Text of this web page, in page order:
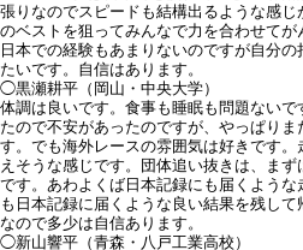
張りなのでスピードも結構出るような感
のベストを狙ってみんなで力を合わせてが
日本での経験もあまりないのですが自分
たいです。自信はあります。
◯黒瀬耕平（岡山・中央大学）
体調は良いです。食事も睡眠も問題ない
たので不安があったのですが、やっぱり
す。でも海外レースの雰囲気は好きです
えそうな感じです。団体追い抜きは、ま
です。あわよくば日本記録にも届くよう
も日本記録に届くような良い結果を残し
なので多少は自信あります。
◯新山響平（青森・八戸工業高校）